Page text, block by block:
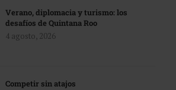
Verano, diplomacia y turismo: los
desafíos de Quintana Roo
4 agosto, 2026
Competir sin atajos